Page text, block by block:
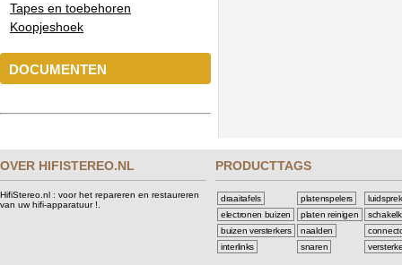
Tapes en toebehoren
Koopjeshoek
DOCUMENTEN
OVER HIFISTEREO.NL
HifiStereo.nl : voor het repareren en restaureren
van uw hifi-apparatuur !.
PRODUCTTAGS
draaitafels
electronen buizen
buizen versterkers
interlinks
platenspelers
platen reinigen
naalden
snaren